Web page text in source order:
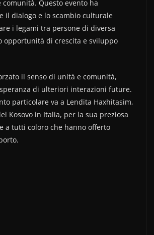
Questo evento ha
il dialogo e lo scambio culturale
i legami tra persone di diversa
opportunità di crescita e sviluppo
il senso di unità e comunità,
di ulteriori interazioni future.
particolare va a Lendita Haxhitasim,
Kosovo in Italia, per la sua preziosa
a tutti coloro che hanno offerto